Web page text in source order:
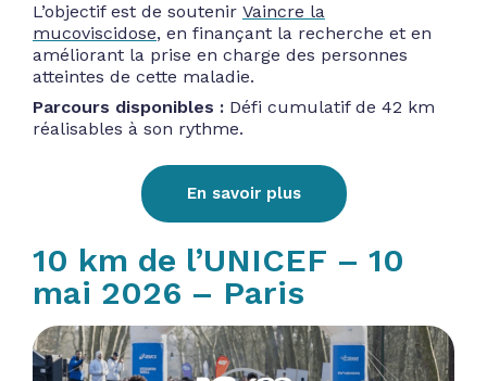
L’objectif est de soutenir Vaincre la
mucoviscidose, en finançant la recherche et en
améliorant la prise en charge des personnes
atteintes de cette maladie.
Parcours disponibles : Défi cumulatif de 42 km
réalisables à son rythme.
En savoir plus
10 km de l’UNICEF – 10
mai 2026 – Paris